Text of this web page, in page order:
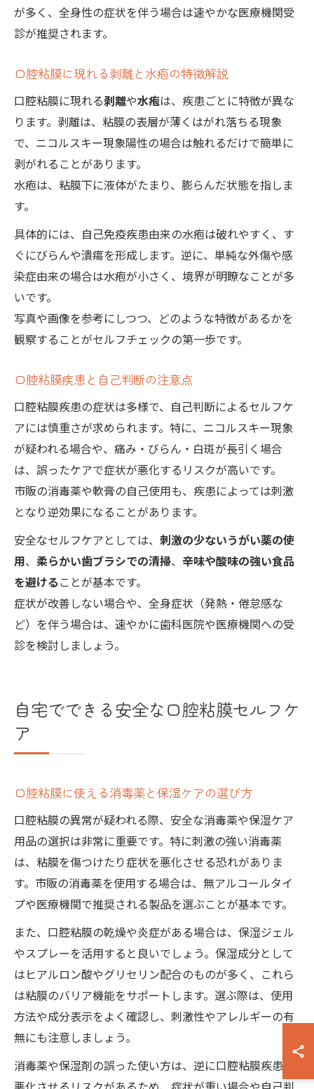
が多く、全身性の症状を伴う場合は速やかな医療機関受
診が推奨されます。
口腔粘膜に現れる剥離と水疱の特徴解説
口腔粘膜に現れる剥離や水疱は、疾患ごとに特徴が異な
ります。剥離は、粘膜の表層が薄くはがれ落ちる現象
で、ニコルスキー現象陽性の場合は触れるだけで簡単に
剥がれることがあります。
水疱は、粘膜下に液体がたまり、膨らんだ状態を指しま
す。
具体的には、自己免疫疾患由来の水疱は破れやすく、す
ぐにびらんや潰瘍を形成します。逆に、単純な外傷や感
染症由来の場合は水疱が小さく、境界が明瞭なことが多
いです。
写真や画像を参考にしつつ、どのような特徴があるかを
観察することがセルフチェックの第一歩です。
口腔粘膜疾患と自己判断の注意点
口腔粘膜疾患の症状は多様で、自己判断によるセルフケ
アには慎重さが求められます。特に、ニコルスキー現象
が疑われる場合や、痛み・びらん・白斑が長引く場合
は、誤ったケアで症状が悪化するリスクが高いです。
市販の消毒薬や軟膏の自己使用も、疾患によっては刺激
となり逆効果になることがあります。
安全なセルフケアとしては、 刺激の少ないうがい薬の使
用、 柔らかい歯ブラシでの清掃、 辛味や酸味の強い食品
を避ける ことが基本です。
症状が改善しない場合や、全身症状（発熱・倦怠感な
ど）を伴う場合は、速やかに歯科医院や医療機関への受
診を検討しましょう。
自宅でできる安全な口腔粘膜セルフケ
ア
口腔粘膜に使える消毒薬と保湿ケアの選び方
口腔粘膜の異常が疑われる際、安全な消毒薬や保湿ケア
用品の選択は非常に重要です。特に刺激の強い消毒薬
は、粘膜を傷つけたり症状を悪化させる恐れがありま
す。市販の消毒薬を使用する場合は、無アルコールタイ
プや医療機関で推奨される製品を選ぶことが基本です。
また、口腔粘膜の乾燥や炎症がある場合は、保湿ジェル
やスプレーを活用すると良いでしょう。保湿成分として
はヒアルロン酸やグリセリン配合のものが多く、これら
は粘膜のバリア機能をサポートします。選ぶ際は、使用
方法や成分表示をよく確認し、刺激性やアレルギーの有
無にも注意しましょう。
消毒薬や保湿剤の誤った使い方は、逆に口腔粘膜疾患を